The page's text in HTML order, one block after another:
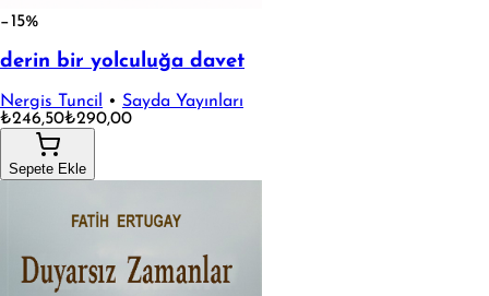
−15%
derin bir yolculuğa davet
Nergis Tuncil • Sayda Yayınları
₺246,50₺290,00
Sepete Ekle